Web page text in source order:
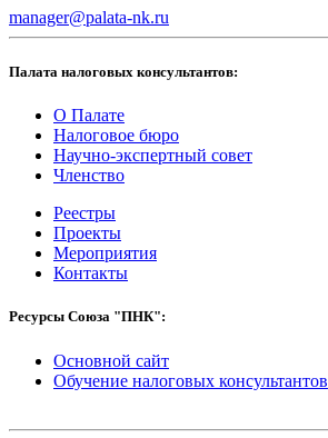
manager@palata-nk.ru
Палата налоговых консультантов:
О Палате
Налоговое бюро
Научно-экспертный совет
Членство
Реестры
Проекты
Мероприятия
Контакты
Ресурсы Союза "ПНК":
Основной сайт
Обучение налоговых консультантов